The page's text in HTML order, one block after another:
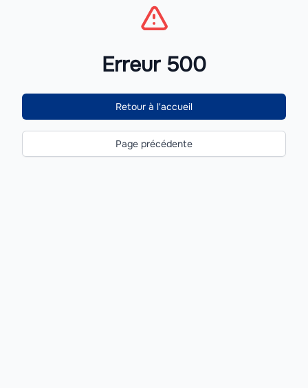
Erreur 500
Retour à l'accueil
Page précédente